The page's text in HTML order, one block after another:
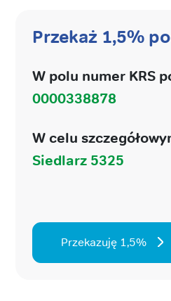
Przekaż 1,5%
W polu numer KRS
0000338878
W celu
Siedlarz 5325
Przekazuję 1,5%